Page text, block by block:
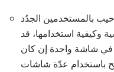
بالمستخدمين الجدُد
وكيفية استخدامها، قد
في شاشة واحدة إن كان
باستخدام عدّة شاشات